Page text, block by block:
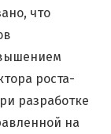
что
роста-
разработке
на